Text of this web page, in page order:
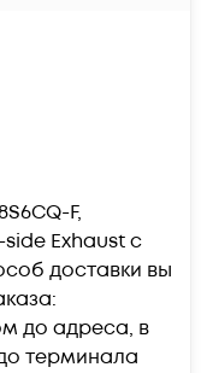
F,
Exhaust c
доставки вы
до адреса, в
терминала